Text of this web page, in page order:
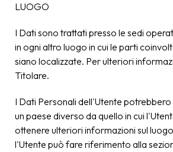
LUOGO
I Dati sono trattati presso le sedi
in ogni altro luogo in cui le parti
siano localizzate. Per ulteriori
Titolare.
I Dati Personali dell'Utente
un paese diverso da quello in cui
ottenere ulteriori informazioni sul
l'Utente può fare riferimento alla